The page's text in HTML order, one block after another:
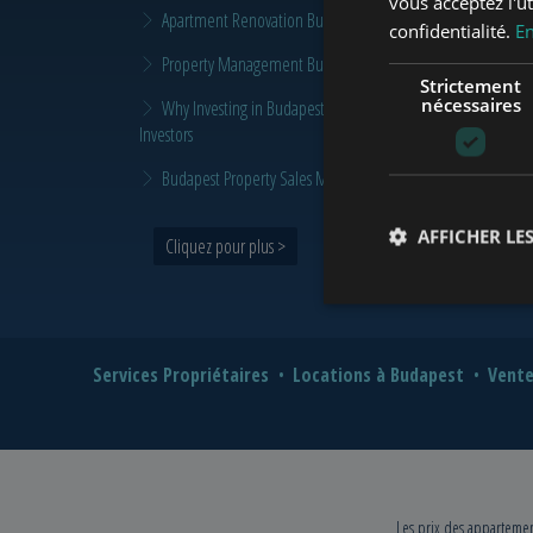
Apartment Renovation Budapest: How to Plan a Smarter
Property Management Budapest: When Does It Make
Why Investing in Budapest Real Estate is a Smart Move in
Investors
Budapest Property Sales Market in 2026 | Seller & Buyer
Cliquez pour plus >
Services Propriétaires Locations à Budapest
Les prix des
confidentialité.
Strictement
nécessaires
AFFICHER